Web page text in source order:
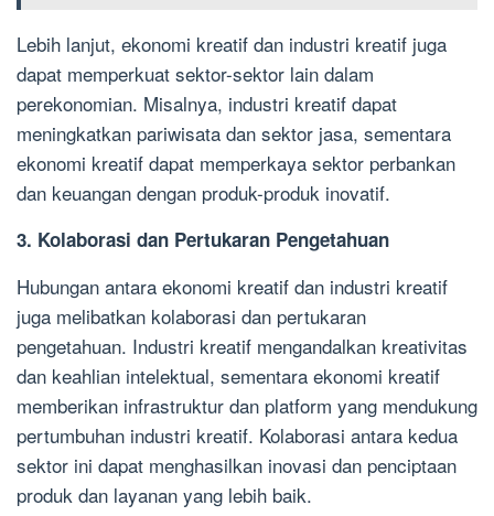
Lebih lanjut, ekonomi kreatif dan industri kreatif juga
dapat memperkuat sektor-sektor lain dalam
perekonomian. Misalnya, industri kreatif dapat
meningkatkan pariwisata dan sektor jasa, sementara
ekonomi kreatif dapat memperkaya sektor perbankan
dan keuangan dengan produk-produk inovatif.
3. Kolaborasi dan Pertukaran Pengetahuan
Hubungan antara ekonomi kreatif dan industri kreatif
juga melibatkan kolaborasi dan pertukaran
pengetahuan. Industri kreatif mengandalkan kreativitas
dan keahlian intelektual, sementara ekonomi kreatif
memberikan infrastruktur dan platform yang mendukung
pertumbuhan industri kreatif. Kolaborasi antara kedua
sektor ini dapat menghasilkan inovasi dan penciptaan
produk dan layanan yang lebih baik.